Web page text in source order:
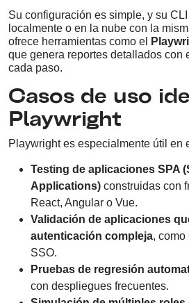
Su configuración es simple, y su
localmente o en la nube con la
ofrece herramientas como el
que genera reportes detallados con
cada paso.
Casos de uso
Playwright
Playwright es especialmente útil en
Testing de aplicaciones SPA
Applications) construidas con
React, Angular o Vue.
Validación de aplicaciones
autenticación compleja, como
SSO.
Pruebas de regresión
con despliegues frecuentes.